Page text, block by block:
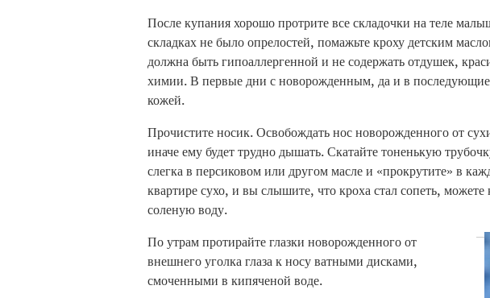
После купания хорошо протрите все складочки на теле
складках не было опрелостей, помажьте кроху детским
должна быть гипоаллергенной и не содержать отдушек,
химии. В первые дни с новорожденным, да и в последующие
кожей.
Прочистите носик. Освобождать нос новорожденного от
иначе ему будет трудно дышать. Скатайте тоненькую
слегка в персиковом или другом масле и «прокрутите» в
квартире сухо, и вы слышите, что кроха стал сопеть,
соленую воду.
По утрам протирайте глазки новорожденного от
внешнего уголка глаза к носу ватными дисками,
смоченными в кипяченой воде.